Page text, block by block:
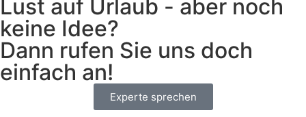
Lust auf Urlaub - aber noch
keine Idee?
Dann rufen Sie uns doch
einfach an!
Experte sprechen